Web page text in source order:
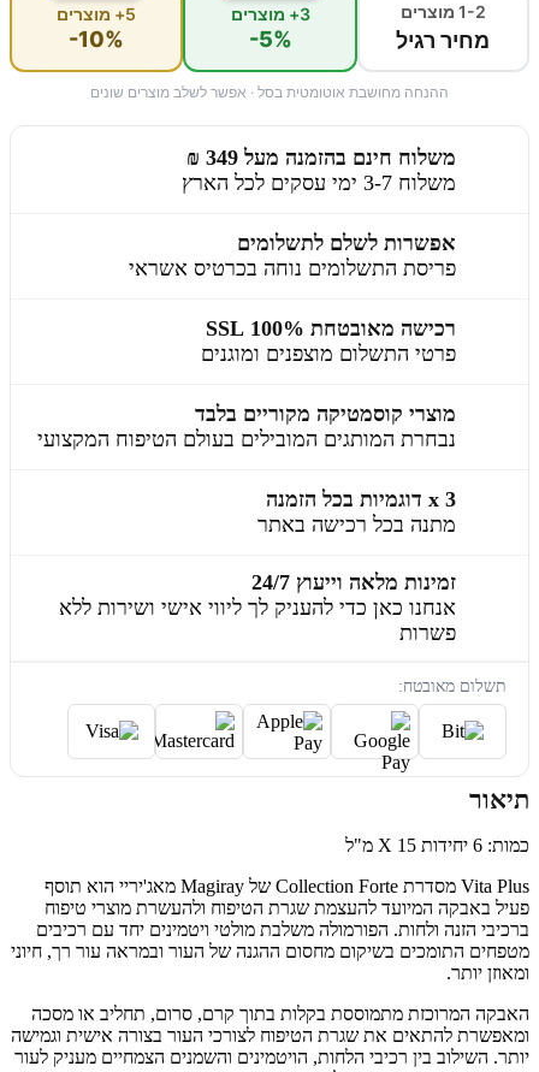
1-2 מוצרים
מחיר רגיל
3+ מוצרים
-5%
5+ מוצרים
-10%
ההנחה מחושבת אוטומטית בסל · אפשר לשלב מוצרים שונים
משלוח חינם בהזמנה מעל 349 ₪
משלוח 3-7 ימי עסקים לכל הארץ
אפשרות לשלם לתשלומים
פריסת התשלומים נוחה בכרטיס אשראי
רכישה מאובטחת 100% SSL
פרטי התשלום מוצפנים ומוגנים
מוצרי קוסמטיקה מקוריים בלבד
נבחרת המותגים המובילים בעולם הטיפוח המקצועי
3 x דוגמיות בכל הזמנה
מתנה בכל רכישה באתר
זמינות מלאה וייעוץ 24/7
אנחנו כאן כדי להעניק לך ליווי אישי ושירות ללא
פשרות
תשלום מאובטח:
תיאור
כמות: 6 יחידות X 15 מ"ל
Vita Plus מסדרת Collection Forte של Magiray מאג'יריי הוא תוסף
פעיל באבקה המיועד להעצמת שגרת הטיפוח ולהעשרת מוצרי טיפוח
ברכיבי הזנה ולחות. הפורמולה משלבת מולטי ויטמינים יחד עם רכיבים
מטפחים התומכים בשיקום מחסום ההגנה של העור ובמראה עור רך, חיוני
ומאוזן יותר.
האבקה המרוכזת מתמוססת בקלות בתוך קרם, סרום, תחליב או מסכה
ומאפשרת להתאים את שגרת הטיפוח לצורכי העור בצורה אישית וגמישה
יותר. השילוב בין רכיבי הלחות, הויטמינים והשמנים הצמחיים מעניק לעור